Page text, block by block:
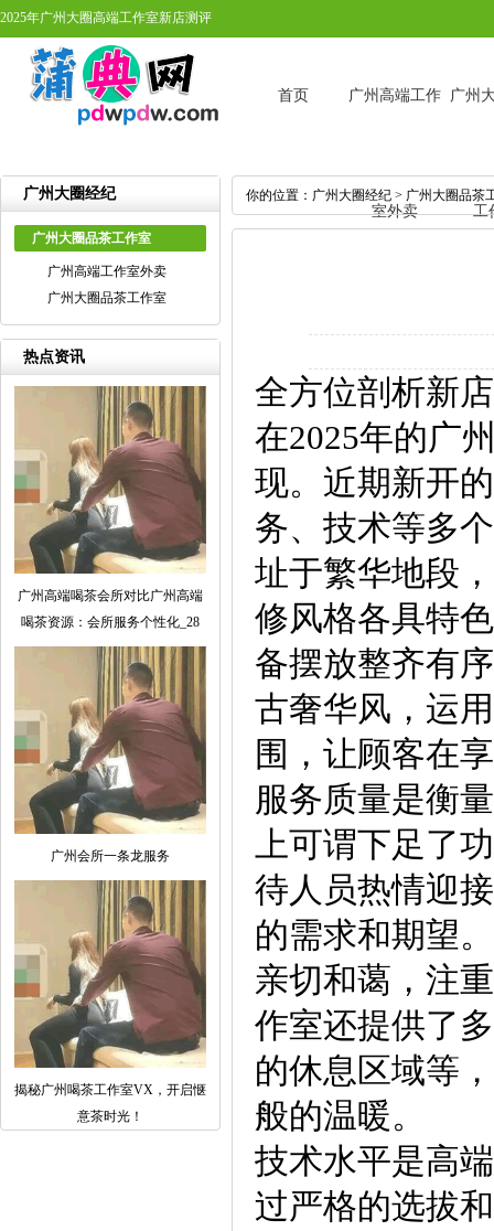
2025年广州大圈高端工作室新店测评
首页 广州高端工作
室外卖
广州
工
广州大圈经纪
广州大圈品茶工作室
广州高端工作室外卖
广州大圈品茶工作室
热点资讯
广州高端喝茶会所对比广州高端
喝茶资源：会所服务个性化_28
广州会所一条龙服务
揭秘广州喝茶工作室VX，开启惬
意茶时光！
你的位置： 广州大圈经纪 > 广州大圈品茶
全方位剖析新
在2025年的广
现。近期新开
务、技术等多
址于繁华地段
修风格各具特
备摆放整齐有
古奢华风，运
围，让顾客在
服务质量是衡
上可谓下足了
待人员热情迎
的需求和期望
亲切和蔼，注
作室还提供了
的休息区域等
般的温暖。
技术水平是高
过严格的选拔